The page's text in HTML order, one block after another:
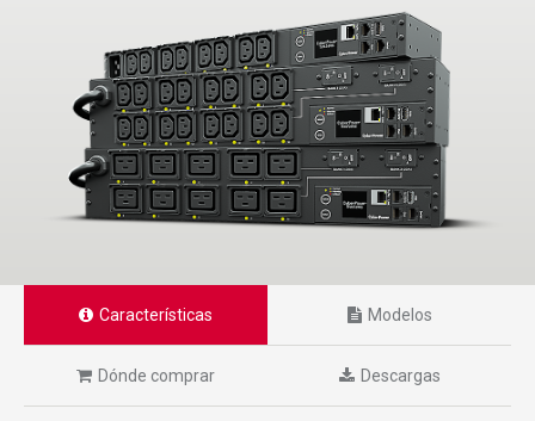
Características Modelos
Dónde comprar Descargas